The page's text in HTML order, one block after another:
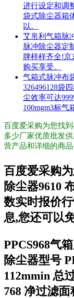
进行设定和调
袋式除尘器箱
以。
艾帛利气箱脉
脉冲除尘器定
牌样样齐全!京
购买享受。
气箱式脉冲布
326496128袋
尘效率可达
100mgm3标气
百度爱采购为您找
多少厂家优质批发
营产品和详细的商
百度爱采购
除尘器9610
数实时报价
息,您还可以
PPCS968气
除尘器型号
112mmin 总
768 净过滤面